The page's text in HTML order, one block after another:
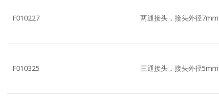
F010227 两通接头，接头外径7mm
F010325 三通接头，接头外径5mm